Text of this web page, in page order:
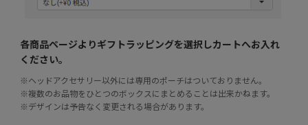
各商品ページよりギフトラッピングを選択しカートへお入れ
ください。
※ヘッドアクセサリー以外には専用のポーチはついておりません。
※複数のお品物をひとつのボックスにまとめることは出来かねます。
※デザインは予告なく変更される場合があります。